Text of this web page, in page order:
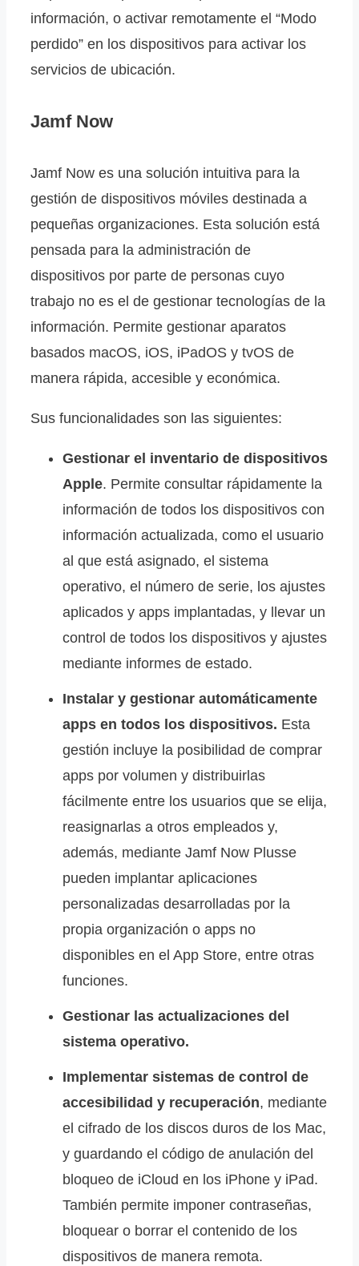
información, o activar remotamente el “Modo
perdido” en los dispositivos para activar los
servicios de ubicación.
Jamf Now
Jamf Now es una solución intuitiva para la
gestión de dispositivos móviles destinada a
pequeñas organizaciones. Esta solución está
pensada para la administración de
dispositivos por parte de personas cuyo
trabajo no es el de gestionar tecnologías de la
información. Permite gestionar aparatos
basados macOS, iOS, iPadOS y tvOS de
manera rápida, accesible y económica.
Sus funcionalidades son las siguientes:
Gestionar el inventario de dispositivos
Apple. Permite consultar rápidamente la
información de todos los dispositivos con
información actualizada, como el usuario
al que está asignado, el sistema
operativo, el número de serie, los ajustes
aplicados y apps implantadas, y llevar un
control de todos los dispositivos y ajustes
mediante informes de estado.
Instalar y gestionar automáticamente
apps en todos los dispositivos. Esta
gestión incluye la posibilidad de comprar
apps por volumen y distribuirlas
fácilmente entre los usuarios que se elija,
reasignarlas a otros empleados y,
además, mediante Jamf Now Plusse
pueden implantar aplicaciones
personalizadas desarrolladas por la
propia organización o apps no
disponibles en el App Store, entre otras
funciones.
Gestionar las actualizaciones del
sistema operativo.
Implementar sistemas de control de
accesibilidad y recuperación, mediante
el cifrado de los discos duros de los Mac,
y guardando el código de anulación del
bloqueo de iCloud en los iPhone y iPad.
También permite imponer contraseñas,
bloquear o borrar el contenido de los
dispositivos de manera remota.